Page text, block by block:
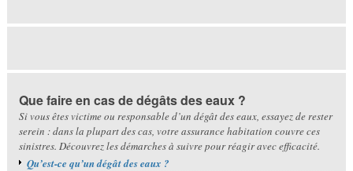
Que faire en cas de dégâts des eaux ?
Si vous êtes victime ou responsable d’un dégât des eaux, essayez de rester
serein : dans la plupart des cas, votre assurance habitation couvre ces
sinistres. Découvrez les démarches à suivre pour réagir avec efficacité.
Qu’est-ce qu’un dégât des eaux ?